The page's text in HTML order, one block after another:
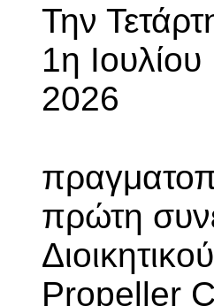
Την
1η Ιουλίου
2026
πρώτη
Propeller